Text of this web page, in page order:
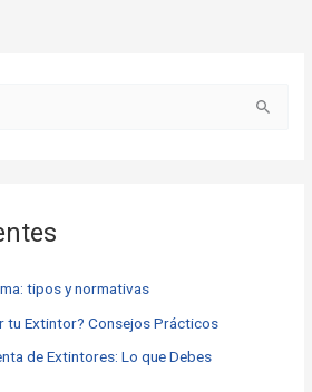
tipos y normativas
tu Extintor? Consejos Prácticos
de Extintores: Lo que Debes